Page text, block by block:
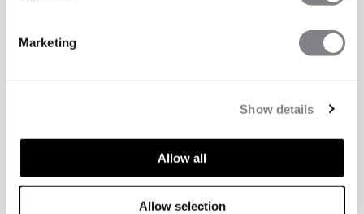
Marketing
Show details
Allow all
Allow selection